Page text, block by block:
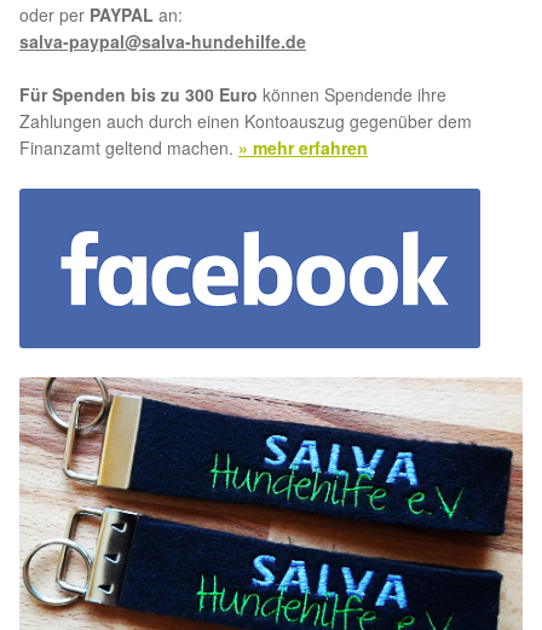
oder per PAYPAL an:
salva-paypal@salva-hundehilfe.de
Für Spenden bis zu 300 Euro können Spendende ihre
Zahlungen auch durch einen Kontoauszug gegenüber dem
Finanzamt geltend machen. » mehr erfahren